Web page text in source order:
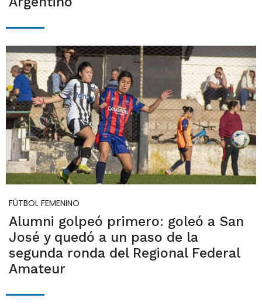
FÚTBOL FEMENINO
Alumni golpeó primero: goleó a San
José y quedó a un paso de la
segunda ronda del Regional Federal
Amateur